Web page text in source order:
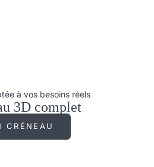
à vos besoins réels
3D complet
CRÉNEAU